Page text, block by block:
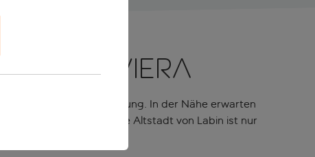
Riviera
jede Menge Abwechslung. In der Nähe erwarten
einem Hügel gelegene Altstadt von Labin ist nur
Ausblicken.